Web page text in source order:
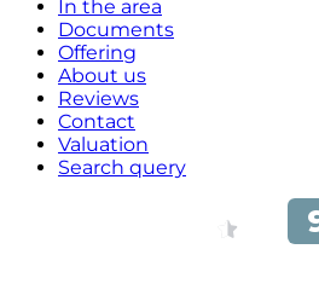
In the area
Documents
Offering
About us
Reviews
Contact
Valuation
Search query